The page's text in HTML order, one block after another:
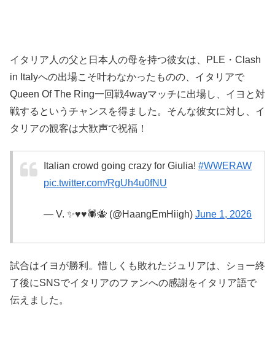
イタリア人の父と日本人の母を持つ彼女は、PLE・Clash
in Italyへの出場こそ叶わなかったものの、イタリアで
Queen Of The Ring一回戦4wayマッチに出場し、イヨと対
戦するというチャンスを得ました。そんな彼女に対し、イ
タリアの観客は大歓声で祝福！
Italian crowd going crazy for Giulia! #WWERAW
pic.twitter.com/RgUh4u0fNU
— V. ✨♥️♥️🕷️🐝 (@HaangEmHiigh) June 1, 2026
試合はイヨが勝利。惜しくも敗れたジュリアは、ショー終
了後にSNSでイタリアのファンへの感謝をイタリア語で
伝えました。